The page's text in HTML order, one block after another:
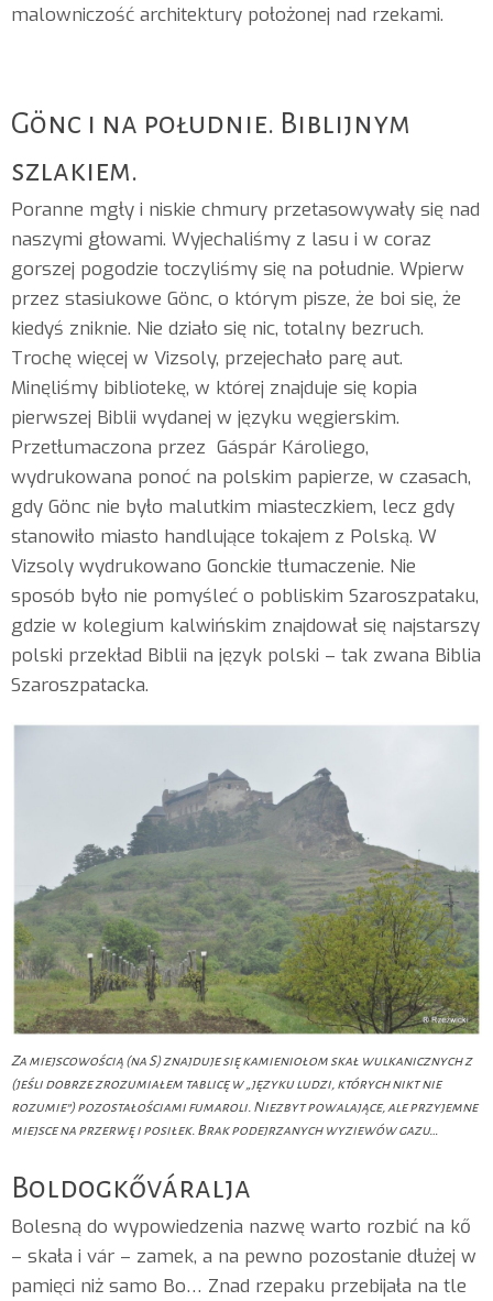
malowniczość architektury położonej nad rzekami.
Gönc i na południe. Biblijnym
szlakiem.
Poranne mgły i niskie chmury przetasowywały się nad
naszymi głowami. Wyjechaliśmy z lasu i w coraz
gorszej pogodzie toczyliśmy się na południe. Wpierw
przez stasiukowe Gönc, o którym pisze, że boi się, że
kiedyś zniknie. Nie działo się nic, totalny bezruch.
Trochę więcej w Vizsoly, przejechało parę aut.
Minęliśmy bibliotekę, w której znajduje się kopia
pierwszej Biblii wydanej w języku węgierskim.
Przetłumaczona przez Gáspár Károliego,
wydrukowana ponoć na polskim papierze, w czasach,
gdy Gönc nie było malutkim miasteczkiem, lecz gdy
stanowiło miasto handlujące tokajem z Polską. W
Vizsoly wydrukowano Gonckie tłumaczenie. Nie
sposób było nie pomyśleć o pobliskim Szaroszpataku,
gdzie w kolegium kalwińskim znajdował się najstarszy
polski przekład Biblii na język polski – tak zwana Biblia
Szaroszpatacka.
Za miejscowością (na S) znajduje się kamieniołom skał wulkanicznych z
(jeśli dobrze zrozumiałem tablicę w „języku ludzi, których nikt nie
rozumie”) pozostałościami fumaroli. Niezbyt powalające, ale przyjemne
miejsce na przerwę i posiłek. Brak podejrzanych wyziewów gazu…
Boldogkőváralja
Bolesną do wypowiedzenia nazwę warto rozbić na kő
– skała i vár – zamek, a na pewno pozostanie dłużej w
pamięci niż samo Bo… Znad rzepaku przebijała na tle